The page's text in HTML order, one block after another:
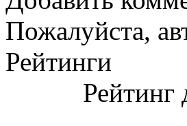
Пожалуйста,
Рейтинги
Рейтинг